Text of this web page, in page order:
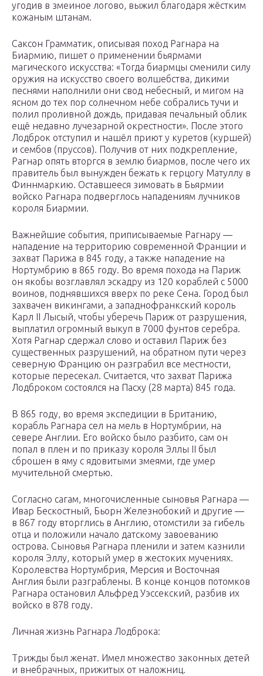
угодив в змеиное логово, выжил благодаря жёстким
кожаным штанам.
Саксон Грамматик, описывая поход Рагнара на
Биармию, пишет о применении бьярмами
магического искусства: «Тогда биармцы сменили силу
оружия на искусство своего волшебства, дикими
песнями наполнили они свод небесный, и мигом на
ясном до тех пор солнечном небе собрались тучи и
полил проливной дождь, придавая печальный облик
ещё недавно лучезарной окрестности». После этого
Лодброк отступил и нашёл приют у куретов (куршей)
и сембов (пруссов). Получив от них подкрепление,
Рагнар опять вторгся в землю биармов, после чего их
правитель был вынужден бежать к герцогу Матуллу в
Финнмаркию. Оставшееся зимовать в Бьярмии
войско Рагнара подверглось нападениям лучников
короля Биармии.
Важнейшие события, приписываемые Рагнару —
нападение на территорию современной Франции и
захват Парижа в 845 году, а также нападение на
Нортумбрию в 865 году. Во время похода на Париж
он якобы возглавлял эскадру из 120 кораблей с 5000
воинов, поднявшихся вверх по реке Сена. Город был
захвачен викингами, а западнофранкский король
Карл II Лысый, чтобы уберечь Париж от разрушения,
выплатил огромный выкуп в 7000 фунтов серебра.
Хотя Рагнар сдержал слово и оставил Париж без
существенных разрушений, на обратном пути через
северную Францию он разграбил все местности,
которые пересекал. Считается, что захват Парижа
Лодброком состоялся на Пасху (28 марта) 845 года.
В 865 году, во время экспедиции в Британию,
корабль Рагнара сел на мель в Нортумбрии, на
севере Англии. Его войско было разбито, сам он
попал в плен и по приказу короля Эллы II был
сброшен в яму с ядовитыми змеями, где умер
мучительной смертью.
Согласно сагам, многочисленные сыновья Рагнара —
Ивар Бескостный, Бьорн Железнобокий и другие —
в 867 году вторглись в Англию, отомстили за гибель
отца и положили начало датскому завоеванию
острова. Сыновья Рагнара пленили и затем казнили
короля Эллу, который умер в жестоких мучениях.
Королевства Нортумбрия, Мерсия и Восточная
Англия были разграблены. В конце концов потомков
Рагнара остановил Альфред Уэссекский, разбив их
войско в 878 году.
Личная жизнь Рагнара Лодброка:
Трижды был женат. Имел множество законных детей
и внебрачных, прижитых от наложниц.